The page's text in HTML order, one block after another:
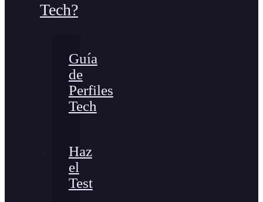
Tech?
Guía
de
Perfiles
Tech
Haz
el
Test